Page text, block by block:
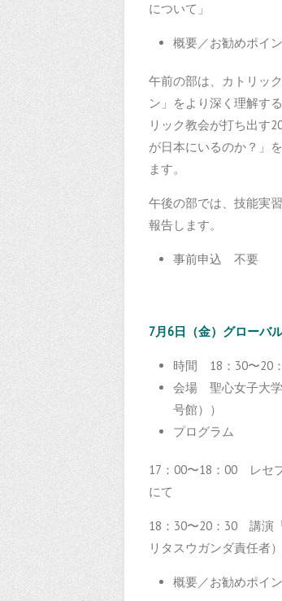
について」
概要／お勧めポイ
午前の部は、カトリッ
ン」をより深く理解す
リック教会が打ち出す
が日本にいるのか？」
ます。
午後の部では、技能実
報告します。
事前申込 不要
7月6日（金）グローバ
時間 18：30〜20
会場 聖心女子大
号館））
プログラム
17：00〜18：00 レセ
にて
18：30〜20：30 講演
リタスウガンダ責任者
概要／お勧めポイ